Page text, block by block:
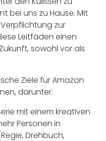
bei uns zu Hause. Mit
zur
Leitfäden einen
sowohl vor als
Ziele für Amazon
darunter:
mit einem kreativen
Personen in
Drehbuch,